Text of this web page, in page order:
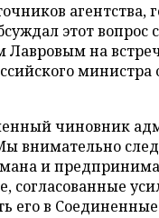
агентства,
этот вопрос
Лавровым на
министра
чиновник
внимательно
и
согласованные
его в